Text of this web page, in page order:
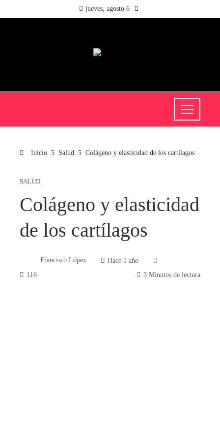
jueves, agosto 6
Inicio Salud Colágeno y elasticidad de los cartílagos
SALUD
Colágeno y elasticidad
de los cartílagos
Francisco López
Hace 1 año
116
3 Minutos de lectura